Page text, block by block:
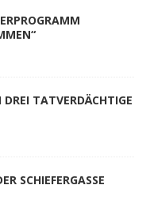
DREI TATVERDÄCHTIGE
SCHIEFERGASSE